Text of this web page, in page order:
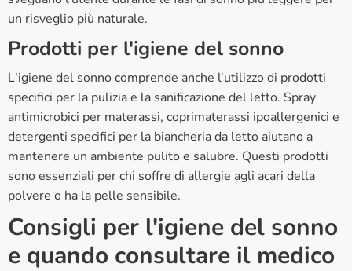
un risveglio più naturale.
Prodotti per l'igiene del sonno
L'igiene del sonno comprende anche l'utilizzo di prodotti
specifici per la pulizia e la sanificazione del letto. Spray
antimicrobici per materassi, coprimaterassi ipoallergenici e
detergenti specifici per la biancheria da letto aiutano a
mantenere un ambiente pulito e salubre. Questi prodotti
sono essenziali per chi soffre di allergie agli acari della
polvere o ha la pelle sensibile.
Consigli per l'igiene del sonno
e quando consultare il medico